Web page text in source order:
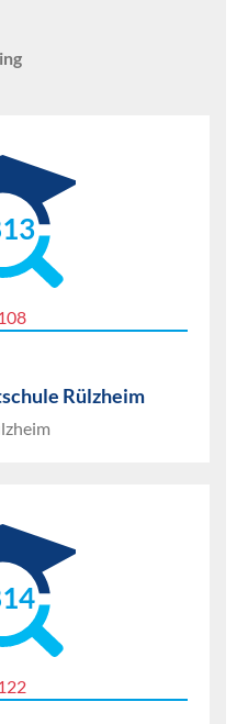
108
Rülzheim
122